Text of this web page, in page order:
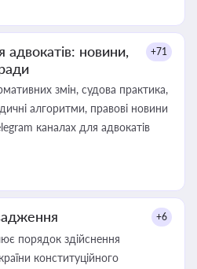
новини,
+71
змін, судова практика,
алгоритми, правові новини
каналах для адвокатів
+6
порядок здійснення
конституційного